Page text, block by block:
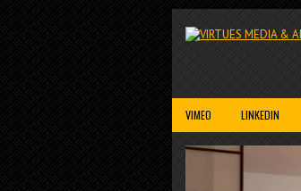
VIMEO LINKEDIN